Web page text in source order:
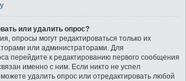
или удалить опрос?
опросы могут редактироваться только их
или администраторами. Для
перейдите к редактированию первого сообщения
именно с ним. Если никто не успел
удалить опрос или отредактировать любой